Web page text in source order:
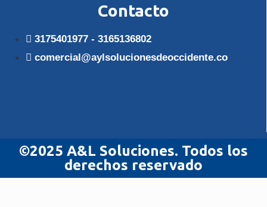
Contacto
3175401977 - 3165136802
comercial@aylsolucionesdeoccidente.co
©2025 A&L Soluciones. Todos los
derechos reservado